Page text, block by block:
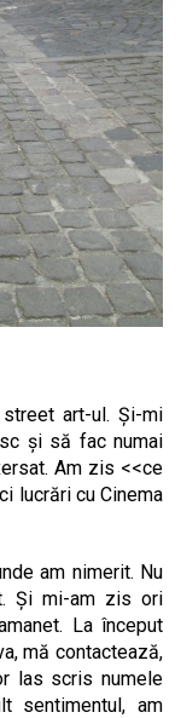
art-ul. Și-mi
și să fac numai
Am zis <<ce
lucrări cu Cinema
am nimerit. Nu
Și mi-am zis ori
La început
mă contactează,
las scris numele
sentimentul, am